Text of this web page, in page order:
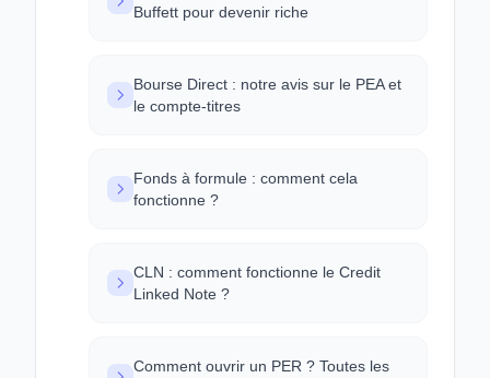
Buffett pour devenir riche
Bourse Direct : notre avis sur le PEA et
le compte-titres
Fonds à formule : comment cela
fonctionne ?
CLN : comment fonctionne le Credit
Linked Note ?
Comment ouvrir un PER ? Toutes les